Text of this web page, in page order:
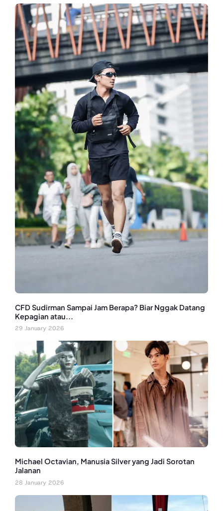
CFD Sudirman Sampai Jam Berapa? Biar Nggak Datang
Kepagian atau...
29 January 2026
Michael Octavian, Manusia Silver yang Jadi Sorotan
Jalanan
28 January 2026